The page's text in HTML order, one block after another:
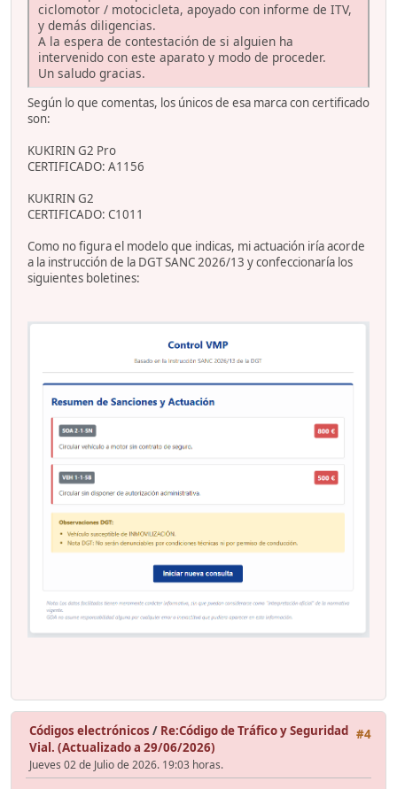
ciclomotor / motocicleta, apoyado con informe de ITV,
y demás diligencias.
A la espera de contestación de si alguien ha
intervenido con este aparato y modo de proceder.
Un saludo gracias.
Según lo que comentas, los únicos de esa marca con certificado
son:
KUKIRIN G2 Pro
CERTIFICADO: A1156
KUKIRIN G2
CERTIFICADO: C1011
Como no figura el modelo que indicas, mi actuación iría acorde
a la instrucción de la DGT SANC 2026/13 y confeccionaría los
siguientes boletines:
#4
Códigos electrónicos / Re:Código de Tráfico y Seguridad
Vial. (Actualizado a 29/06/2026)
Jueves 02 de Julio de 2026. 19:03 horas.